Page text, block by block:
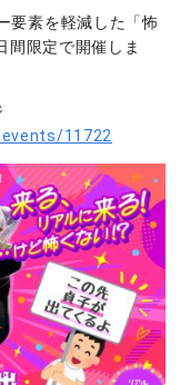
要素を軽減した「怖
間限定で開催しま
11722